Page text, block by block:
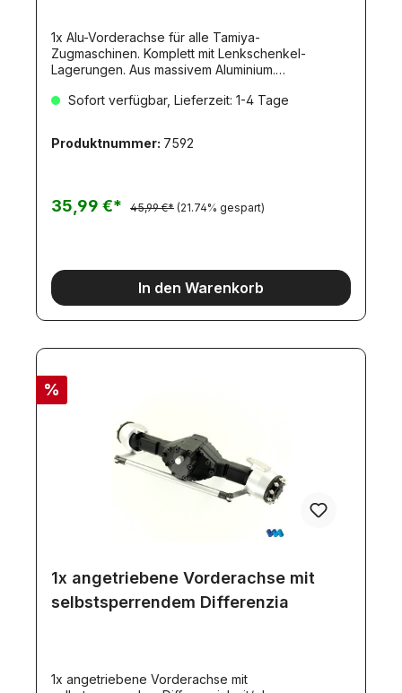
1x Alu-Vorderachse für alle Tamiya-
Zugmaschinen. Komplett mit Lenkschenkel-
Lagerungen. Aus massivem Aluminium.
Sofort verfügbar, Lieferzeit: 1-4 Tage
Produktnummer: 7592
35,99 €* 45,99 €* (21.74% gespart)
In den Warenkorb
%
1x angetriebene Vorderachse mit
selbstsperrendem Differenzia
1x angetriebene Vorderachse mit